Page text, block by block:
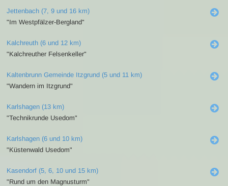
Jettenbach (7, 9 und 16 km)
"Im Westpfälzer-Bergland"
Kalchreuth (6 und 12 km)
"Kalchreuther Felsenkeller"
Kaltenbrunn Gemeinde Itzgrund (5 und 11 km)
"Wandern im Itzgrund"
Karlshagen (13 km)
"Technikrunde Usedom"
Karlshagen (6 und 10 km)
"Küstenwald Usedom"
Kasendorf (5, 6, 10 und 15 km)
"Rund um den Magnusturm"